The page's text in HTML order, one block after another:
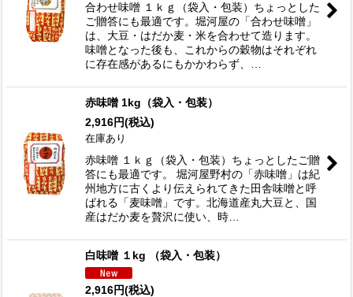
合わせ味噌 １ｋｇ（袋入・包装）ちょっとした
ご贈答にも最適です。堀河屋の「合わせ味噌」
は、大豆・はだか麦・米を合わせて造ります。
味噌となった後も、これからの穀物はそれぞれ
に存在感があるにもかかわらず、…
赤味噌 1kg（袋入・包装）
2,916円(税込)
在庫あり
赤味噌 １ｋｇ（袋入・包装）ちょっとしたご贈
答にも最適です。 堀河屋野村の「赤味噌」は紀
州地方に古くより伝えられてきた田舎味噌と呼
ばれる「麦味噌」です。北海道産丸大豆と、国
産はだか麦を贅沢に使い、時…
白味噌 １kg （袋入・包装）
2,916円(税込)